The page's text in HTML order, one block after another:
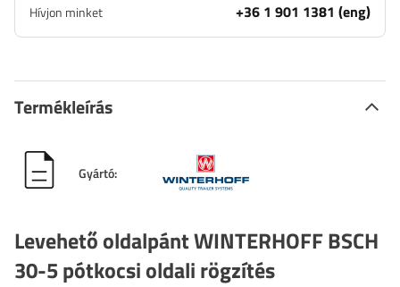
Hívjon minket +36 1 901 1381 (eng)
Termékleírás
Gyártó:
Levehető oldalpánt WINTERHOFF BSCH
30-5 pótkocsi oldali rögzítés